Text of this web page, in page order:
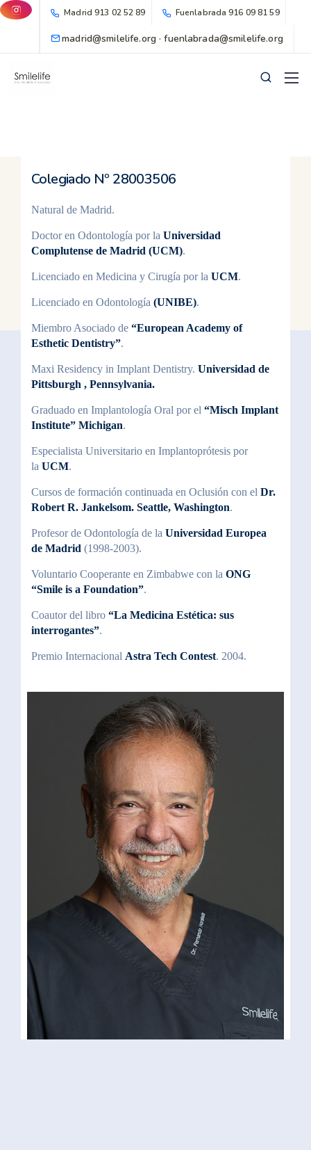
Madrid913 02 52 89 Fuenlabrada916 09 81 59
madrid@smilelife.org · fuenlabrada@smilelife.org
Colegiado Nº 28003506
Natural de Madrid.
Doctor en Odontología por la Universidad
Complutense de Madrid (UCM).
Licenciado en Medicina y Cirugía por la UCM.
Licenciado en Odontología (UNIBE).
Miembro Asociado de “European Academy of
Esthetic Dentistry”.
Maxi Residency in Implant Dentistry. Universidad de
Pittsburgh , Pennsylvania.
Graduado en Implantología Oral por el “Misch Implant
Institute” Michigan.
Especialista Universitario en Implantoprótesis por
la UCM.
Cursos de formación continuada en Oclusión con el Dr.
Robert R. Jankelsom. Seattle, Washington.
Profesor de Odontología de la Universidad Europea
de Madrid (1998-2003).
Voluntario Cooperante en Zimbabwe con la ONG
“Smile is a Foundation”.
Coautor del libro “La Medicina Estética: sus
interrogantes”.
Premio Internacional Astra Tech Contest. 2004.